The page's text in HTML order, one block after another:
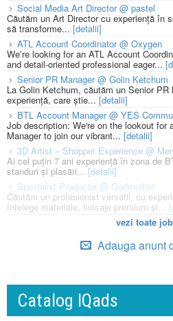
Social Media Art Director @ pastel
Căutăm un Art Director cu experiență în
să transforme... [detalii]
ATL Account Coordinator @ Oxygen
We’re looking for an ATL Account
and detail-oriented professional eager...
Senior PR Manager @ Golin Ketchum
La Golin Ketchum, căutăm un Senior
experiență, care știe... [detalii]
BTL Account Manager @ YES
Job description: We're on the lookout for
Manager to join our vibrant... [detalii]
3D Artist – Shopper Experience @
Ai cel puțin 7 ani experiență în zona de
standuri și plasări... [detalii]
Specialist Productie @ Godmother
Căutăm un profesionist versatil, cu
înțelege materiale, finisaje premium și...
vezi toate
Adauga anunt
Catalog IQads